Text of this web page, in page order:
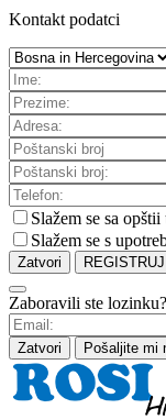
Kontakt podatci
Slažem se sa opštii
Slažem se s
Zatvori
Zaboravili ste lozinku?
Zatvori Pošaljite mi